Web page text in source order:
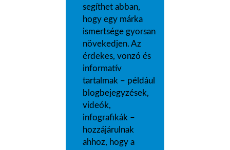
segíthet abban,
hogy egy márka
ismertsége gyorsan
növekedjen. Az
érdekes, vonzó és
informatív
tartalmak – például
blogbejegyzések,
videók,
infografikák –
hozzájárulnak
ahhoz, hogy a